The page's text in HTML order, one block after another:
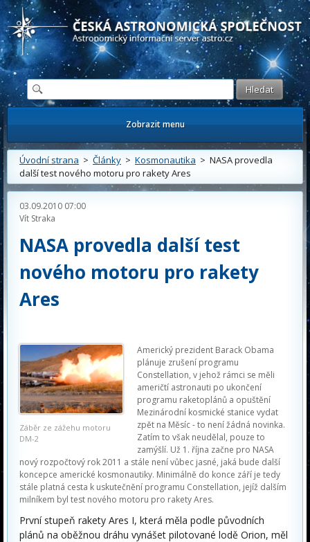
Česká astronomická společnost - Informační astronomický server
Zobrazit menu
Úvodní strana > Články > Kosmonautika > NASA provedla
další test nového motoru pro rakety Ares
03.09.2010 07:00
Vít Straka
NASA provedla další test
nového motoru pro rakety
Ares
Záběr ze zážehu motoru
DM-2
Americký prezident Barack Obama
plánuje zrušení programu
Constellation, v jehož rámci se měli
američtí astronauti po ukončení
programu raketoplánů a opuštění
Mezinárodní kosmické stanice vydat
zpět na Měsíc - to není žádná novinka.
Zatím to však neudělal, pouze to
zamýšlí. Už 1. října začne pro NASA
nový rozpočtový rok 2011 a stále není vůbec jasné, jaká bude další
koncepce americké kosmonautiky. Minimálně do konce září je tedy
stále platná cesta k uskutečnění programu Constellation, jejíž dalším
milníkem byl test nového motoru pro rakety Ares.
První stupeň rakety Ares I, která měla podle původních
plánů na oběžnou dráhu vynášet pilotované lodě Orion, měl